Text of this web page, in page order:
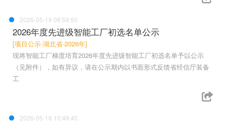
2026-05-19 08:59:50
2026年度先进级智能工厂初选名单公示
[项目公示-湖北省-2026年]
现将智能工厂梯度培育2026年度先进级智能工厂初选名单予以公示
（见附件），如有异议，请在公示期内以书面形式反馈省经信厅装备
工
2026-05-18 10:49:40